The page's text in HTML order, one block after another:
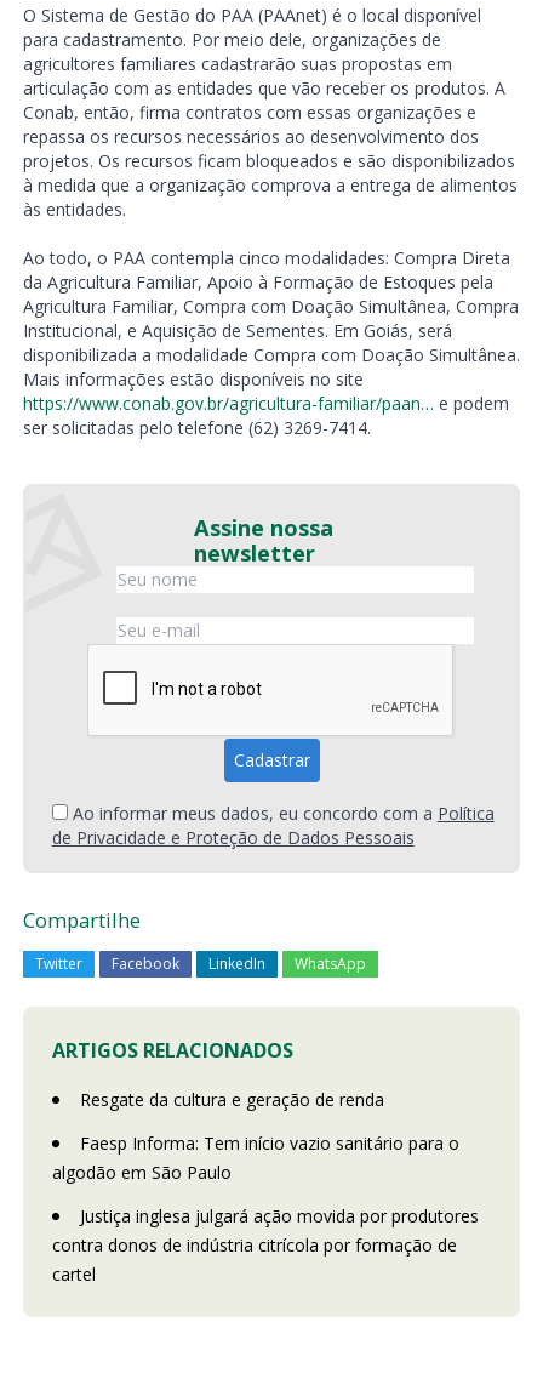
O Sistema de Gestão do PAA (PAAnet) é o local disponível
para cadastramento. Por meio dele, organizações de
agricultores familiares cadastrarão suas propostas em
articulação com as entidades que vão receber os produtos. A
Conab, então, firma contratos com essas organizações e
repassa os recursos necessários ao desenvolvimento dos
projetos. Os recursos ficam bloqueados e são disponibilizados
à medida que a organização comprova a entrega de alimentos
às entidades.
Ao todo, o PAA contempla cinco modalidades: Compra Direta
da Agricultura Familiar, Apoio à Formação de Estoques pela
Agricultura Familiar, Compra com Doação Simultânea, Compra
Institucional, e Aquisição de Sementes. Em Goiás, será
disponibilizada a modalidade Compra com Doação Simultânea.
Mais informações estão disponíveis no site
https://www.conab.gov.br/agricultura-familiar/paan… e podem
ser solicitadas pelo telefone (62) 3269-7414.
Assine nossa
newsletter
Ao informar meus dados, eu concordo com a Política
de Privacidade e Proteção de Dados Pessoais
Compartilhe
Twitter Facebook LinkedIn WhatsApp
ARTIGOS RELACIONADOS
Resgate da cultura e geração de renda
Faesp Informa: Tem início vazio sanitário para o
algodão em São Paulo
Justiça inglesa julgará ação movida por produtores
contra donos de indústria citrícola por formação de
cartel